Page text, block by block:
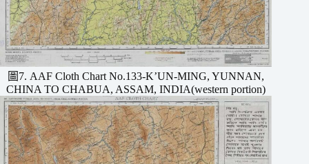
圖7. AAF Cloth Chart No.133-K’UN-MING, YUNNAN,
CHINA TO CHABUA, ASSAM, INDIA(western portion)